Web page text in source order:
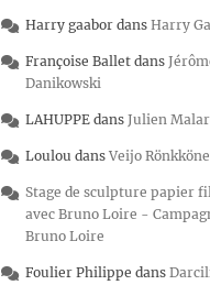
Harry gaabor dans Harry
Françoise Ballet dans
Danikowski
LAHUPPE dans Julien
Loulou dans Veijo
Stage de sculpture papier
avec Bruno Loire -
Bruno Loire
Foulier Philippe dans